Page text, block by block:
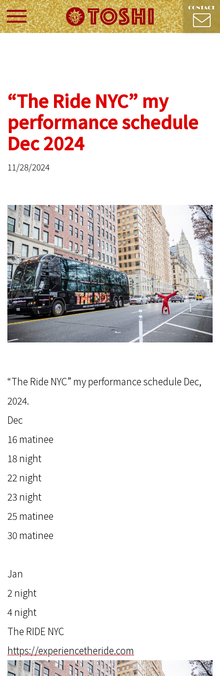
“The Ride NYC” my
performance schedule
Dec 2024
11/28/2024
“The Ride NYC” my performance schedule Dec,
2024.
Dec
16 matinee
18 night
22 night
23 night
25 matinee
30 matinee
Jan
2 night
4 night
The RIDE NYC
https://experiencetheride.com